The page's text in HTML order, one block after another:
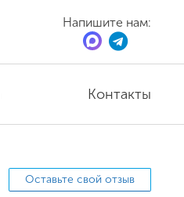
Напишите нам:
Контакты
Оставьте свой отзыв